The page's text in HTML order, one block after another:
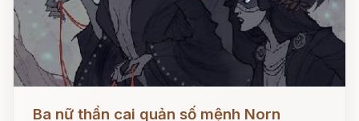
Ba nữ thần cai quản số mệnh Norn